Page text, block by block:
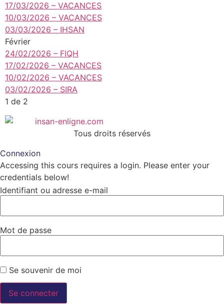
17/03/2026 – VACANCES
10/03/2026 – VACANCES
03/03/2026 – IHSAN
Février
24/02/2026 – FIQH
17/02/2026 – VACANCES
10/02/2026 – VACANCES
03/02/2026 – SIRA
1 de 2
Tous droits réservés
Connexion
Accessing this cours requires a login. Please enter your
credentials below!
Identifiant ou adresse e-mail
Mot de passe
Se souvenir de moi